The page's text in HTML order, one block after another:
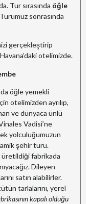
Tur sırasında öğle
sonrasında
gerçekleştirip
otelimizde.
öğle yemekli
otelimizden ayrılıp,
ve dünyaca ünlü
Vadisi’ne
yolculuğumuzun
şehir turu.
üretildiği fabrikada
Dileyen
satın alabilirler.
tarlalarını, yerel
kapalı olduğu